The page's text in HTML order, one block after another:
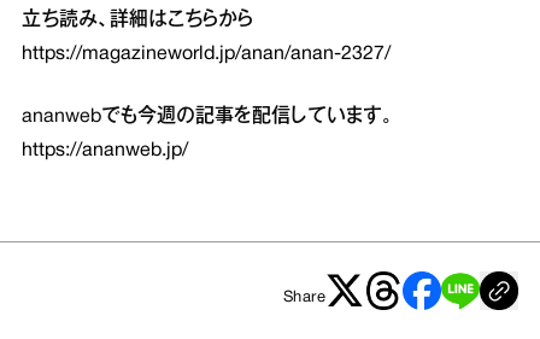
立ち読み、詳細はこちらから
https://magazineworld.jp/anan/anan-2327/
ananwebでも今週の記事を配信しています。
https://ananweb.jp/
Share